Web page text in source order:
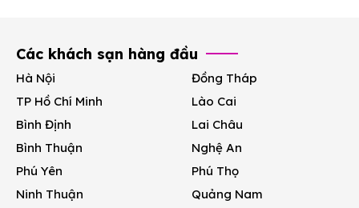
Các khách sạn hàng đầu
Hà Nội
TP Hồ Chí Minh
Bình Định
Bình Thuận
Phú Yên
Ninh Thuận
Đồng Tháp
Lào Cai
Lai Châu
Nghệ An
Phú Thọ
Quảng Nam